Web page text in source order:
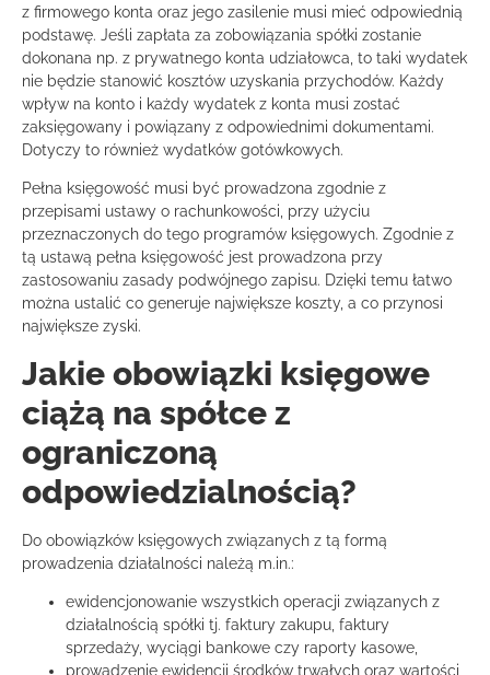
z firmowego konta oraz jego zasilenie musi mieć odpowiednią
podstawę. Jeśli zapłata za zobowiązania spółki zostanie
dokonana np. z prywatnego konta udziałowca, to taki wydatek
nie będzie stanowić kosztów uzyskania przychodów. Każdy
wpływ na konto i każdy wydatek z konta musi zostać
zaksięgowany i powiązany z odpowiednimi dokumentami.
Dotyczy to również wydatków gotówkowych.
Pełna księgowość musi być prowadzona zgodnie z
przepisami ustawy o rachunkowości, przy użyciu
przeznaczonych do tego programów księgowych. Zgodnie z
tą ustawą pełna księgowość jest prowadzona przy
zastosowaniu zasady podwójnego zapisu. Dzięki temu łatwo
można ustalić co generuje największe koszty, a co przynosi
największe zyski.
Jakie obowiązki księgowe
ciążą na spółce z
ograniczoną
odpowiedzialnością?
Do obowiązków księgowych związanych z tą formą
prowadzenia działalności należą m.in.:
ewidencjonowanie wszystkich operacji związanych z
działalnością spółki tj. faktury zakupu, faktury
sprzedaży, wyciągi bankowe czy raporty kasowe,
prowadzenie ewidencji środków trwałych oraz wartości